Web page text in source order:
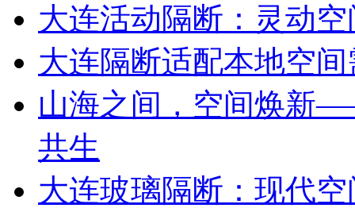
大连活动隔断：灵动
大连隔断适配本地空
山海之间，空间焕新
共生
大连玻璃隔断：现代